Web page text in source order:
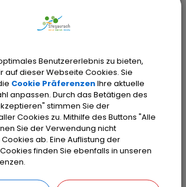
über Kassengeschäfte
Örtliche
der Gemeinde
Informationen über
zur
Schüleraustausch;
zu Förderungen
Beantragung der
Benutzererlebnis zu bieten,
auf dieser Webseite Cookies. Sie
Cookie PräferenzenIhre aktuelle
anpassen. Durch das Betätigen des
stimmen Sie der
Cookies zu. Mithilfe des Buttons "Alle
Sie der Verwendung nicht
ab. Eine Auflistung der
finden Sie ebenfalls in unseren